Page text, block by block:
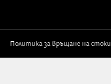
Политика за връщане на стоки